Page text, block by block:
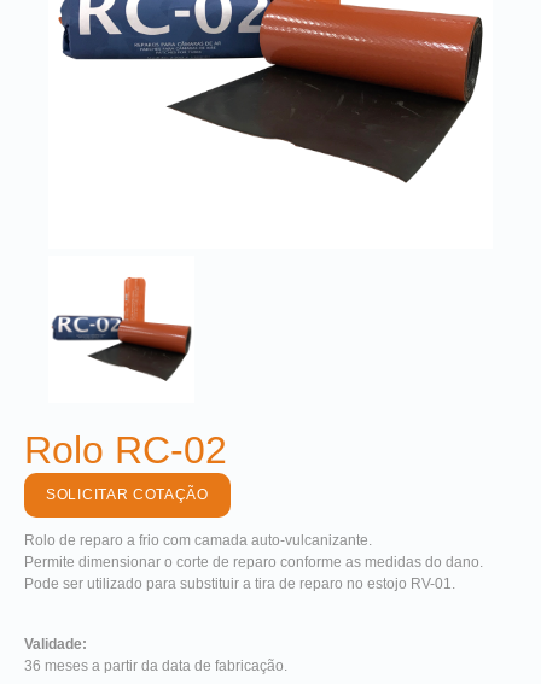
Rolo RC-02
SOLICITAR COTAÇÃO
Rolo de reparo a frio com camada auto-vulcanizante.
Permite dimensionar o corte de reparo conforme as medidas do dano.
Pode ser utilizado para substituir a tira de reparo no estojo RV-01.
Validade:
36 meses a partir da data de fabricação.